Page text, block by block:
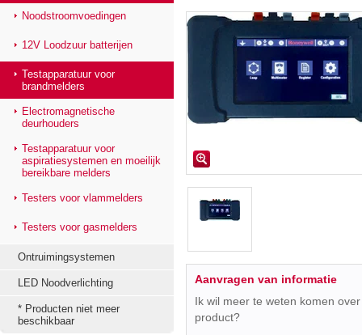
Noodstroomvoedingen
12V Loodzuur batterijen
Testapparatuur voor
brandmelders
Electromagnetische
deurhouders
Testapparatuur voor
aspiratiesystemen en moeilijk
bereikbare melders
Testers voor vlammelders
Testers voor gasmelders
Ontruimingsystemen
LED Noodverlichting
* Producten niet meer
beschikbaar
Aanvragen van informatie
Ik wil meer te weten komen
product?